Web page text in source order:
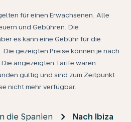
für einen Erwachsenen. Alle
und Gebühren. Die
es kann eine Gebühr für die
gezeigten Preise können je nach
angezeigten Tarife waren
gültig und sind zum Zeitpunkt
nicht mehr verfügbar.
die Spanien Nach Ibiza